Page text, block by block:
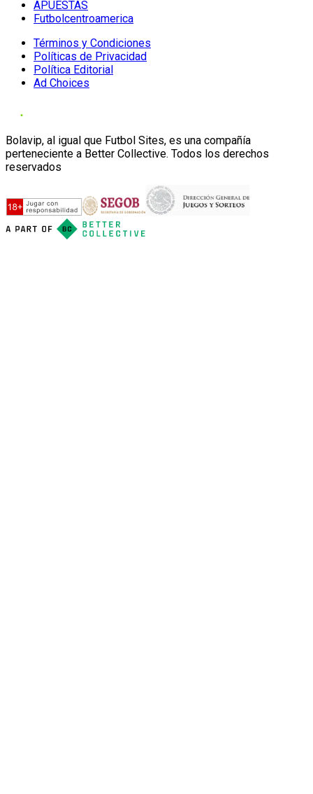
APUESTAS
Futbolcentroamerica
Términos y Condiciones
Políticas de Privacidad
Política Editorial
Ad Choices
Bolavip, al igual que Futbol Sites, es una compañía
perteneciente a Better Collective. Todos los derechos
reservados